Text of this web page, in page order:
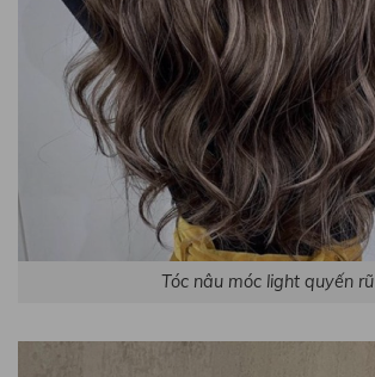
Tóc nâu móc light quyến rũ